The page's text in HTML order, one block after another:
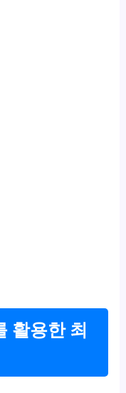
활용한 최